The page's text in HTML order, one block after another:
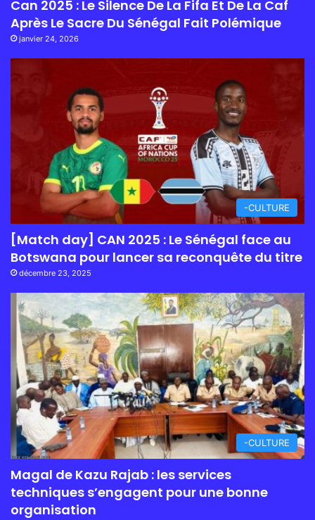
Can 2025 : Le Silence De La Fifa Et De La Caf
Après Le Sacre Du Sénégal Fait Polémique
janvier 24, 2026
-CULTURE
[Match day] CAN 2025 : Le Sénégal face au
Botswana pour lancer sa reconquête du titre
décembre 23, 2025
-CULTURE
Magal de Kazu Rajab : les services
techniques s’engagent pour une bonne
organisation